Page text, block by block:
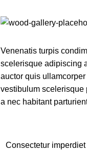
Venenatis turpis
scelerisque adipiscing
auctor quis
vestibulum scelerisque
a nec habitant
Consectetur